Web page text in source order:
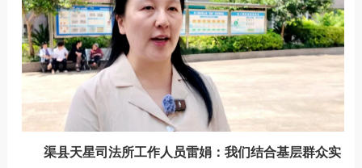
渠县天星司法所工作人员雷娟： 我们结合基层群众实